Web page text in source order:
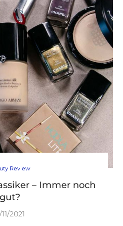
Review
– Immer noch
gut?
11/2021